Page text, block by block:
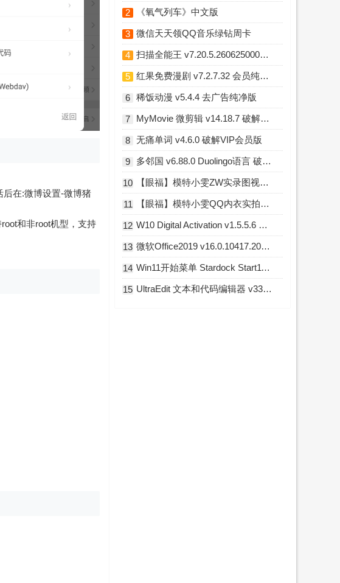
后在:微博设置-微博猪
和非root机型，支持
2 《氧气列车》中文版
3 微信天天领QQ音乐绿钻周卡
4 扫描全能王 v7.20.5.2606250000 破解高级版
5 红果免费漫剧 v7.2.7.32 会员纯净精简版
6 稀饭动漫 v5.4.4 去广告纯净版
7 MyMovie 微剪辑 v14.18.7 破解Pro专业版
8 无痛单词 v4.6.0 破解VIP会员版
9 多邻国 v6.88.0 Duolingo语言 破解高级版
10 【眼福】模特小雯ZW实录图视频小庚网专属福利 前10送实物福利你懂的
11 【眼福】模特小雯QQ内衣实拍L露图舞蹈小庚网专属福利
12 W10 Digital Activation v1.5.5.6 Win10永久激活工具
13 微软Office2019 v16.0.10417.20176 直装破解版
14 Win11开始菜单 Stardock Start11 v2.7.3 破解版
15 UltraEdit 文本和代码编辑器 v33.0.0.23 中文破解版